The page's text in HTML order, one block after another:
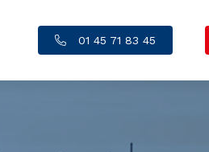
01 45 71 83 45